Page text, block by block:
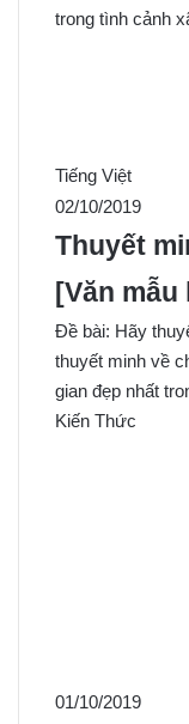
trong tình cảnh
Tiếng Việt
02/10/2019
Thuyết
[Văn mẫu
Đề bài: Hãy
thuyết minh về
gian đẹp nhất
Kiến Thức
01/10/2019